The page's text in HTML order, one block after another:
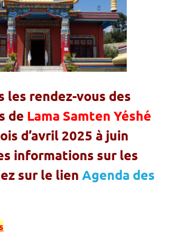
les rendez-vous des
de Lama Samten Yéshé
d’avril 2025 à juin
informations sur les
sur le lien Agenda des